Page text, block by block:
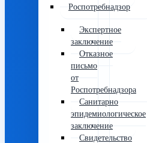
Роспотребнадзор
Экспертное
заключение
Отказное
письмо
от
Роспотребнадзора
Санитарно
эпидемиологическое
заключение
Свидетельство